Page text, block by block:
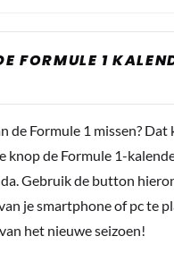
FORMULE 1
de Formule 1 missen? Dat
knop de Formule 1-
Gebruik de button
je smartphone of pc te
het nieuwe seizoen!